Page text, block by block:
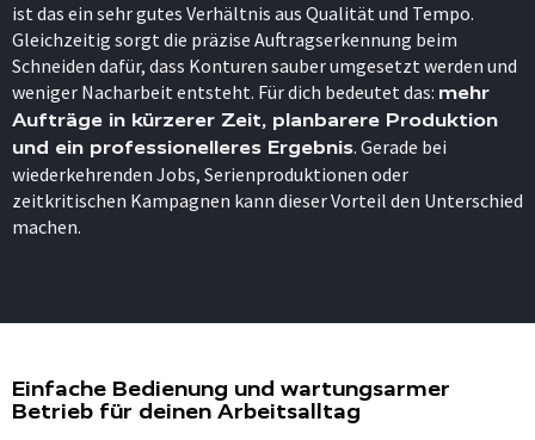
ist das ein sehr gutes Verhältnis aus Qualität und Tempo.
Gleichzeitig sorgt die präzise Auftragserkennung beim
Schneiden dafür, dass Konturen sauber umgesetzt werden und
weniger Nacharbeit entsteht. Für dich bedeutet das: mehr
Aufträge in kürzerer Zeit, planbarere Produktion
und ein professionelleres Ergebnis. Gerade bei
wiederkehrenden Jobs, Serienproduktionen oder
zeitkritischen Kampagnen kann dieser Vorteil den Unterschied
machen.
Einfache Bedienung und wartungsarmer
Betrieb für deinen Arbeitsalltag